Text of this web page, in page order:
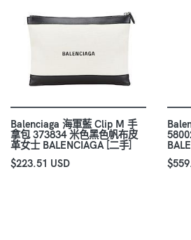
Balenciaga 海軍藍 Clip M 手
拿包 373834 米色黑色帆布皮
革女士 BALENCIAGA [二手]
$223.51 USD